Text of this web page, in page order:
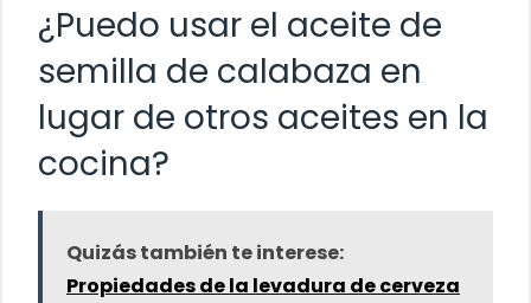
¿Puedo usar el aceite de
semilla de calabaza en
lugar de otros aceites en la
cocina?
Quizás también te interese:
Propiedades de la levadura de cerveza